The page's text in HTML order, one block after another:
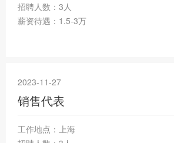
招聘人数：3人
薪资待遇：1.5-3万
2023-11-27
销售代表
工作地点：上海